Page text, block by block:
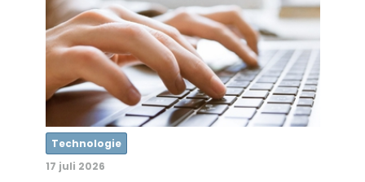
Technologie
17 juli 2026